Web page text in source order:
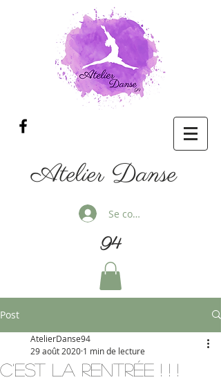
Atelier Danse
Se connecter
94
Post
C'est la Rentrée ! ! !
AtelierDanse94
29 août 2020 1 min de lecture